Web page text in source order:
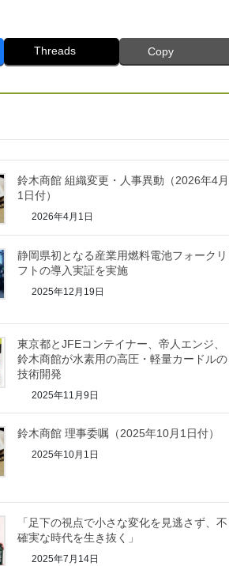
Threads Copy
鈴木商館 組織変更・人事異動（2026年4月
1日付）
2026年4月1日
静岡県初となる産業用燃料電池フォークリ
フトの導入実証を実施
2025年12月19日
東京都とJFEコンテイナー、帝人エンジ、
鈴木商館が水素用の高圧・軽量カードルの
技術開発
2025年11月9日
鈴木商館 理事委嘱（2025年10月1日付）
2025年10月1日
「足下の視点で小さな変化を見逃さず、不
確実な時代を生き抜く」
2025年7月14日